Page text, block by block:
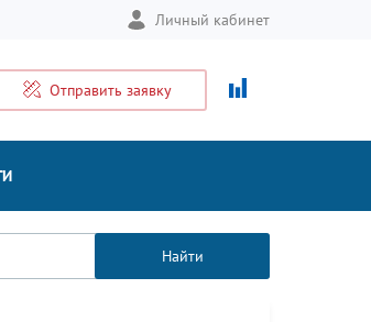
Личный кабинет
Отправить заявку
Найти